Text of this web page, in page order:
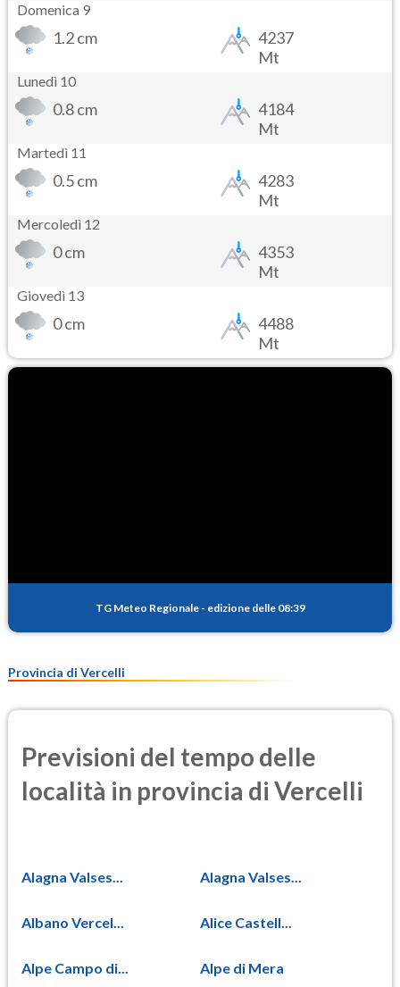
Domenica 9
1.2 cm
4237
Mt
Lunedì 10
0.8 cm
4184
Mt
Martedì 11
0.5 cm
4283
Mt
Mercoledì 12
0 cm
4353
Mt
Giovedì 13
0 cm
4488
Mt
TG Meteo Regionale - edizione delle 08:39
Provincia di Vercelli
Previsioni del tempo delle
località in provincia di Vercelli
Alagna Valses... Alagna Valses...
Albano Vercel... Alice Castell...
Alpe Campo di... Alpe di Mera